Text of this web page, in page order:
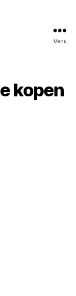
Menu
kopen